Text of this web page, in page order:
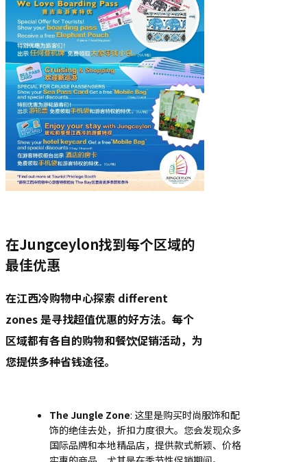
在Jungceylon找到每个区域的
最佳优惠
在江西冷购物中心探索 different
zones是寻找超值优惠的好方法。每个
区域都有各自的购物和餐饮促销活动，为
您提供多种省钱途径。
The Jungle Zone: 这里是购买时尚服饰和配
饰的绝佳去处，折扣力度很大。您会发现众多
国际品牌和本地精品店，提供款式新颖、价格